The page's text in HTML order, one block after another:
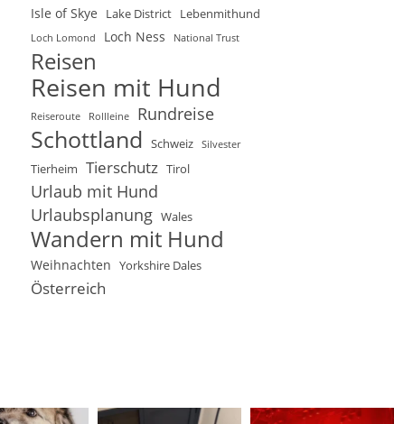
Isle of Skye Lake District Lebenmithund
Loch Lomond Loch Ness National Trust
Reisen
Reisen mit Hund
Reiseroute Rollleine Rundreise
Schottland Schweiz Silvester
Tierheim Tierschutz Tirol
Urlaub mit Hund
Urlaubsplanung Wales
Wandern mit Hund
Weihnachten Yorkshire Dales
Österreich